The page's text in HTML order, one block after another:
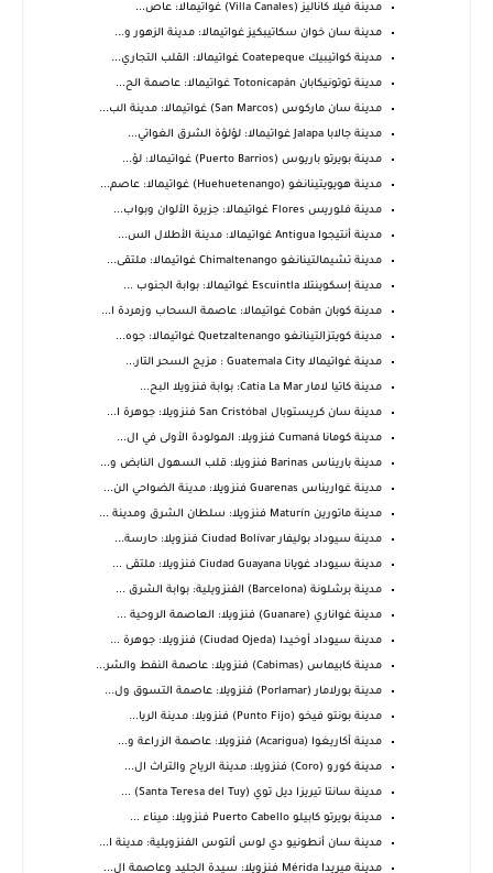
مدينة فيلا كاناليز (Villa Canales) غواتيمالا: عاص...
مدينة سان خوان سكاتيبكيز غواتيمالا: مدينة الزهور و...
مدينة كواتيبيك Coatepeque غواتيمالا: القلب التجاري...
مدينة توتونيكابان Totonicapán غواتيمالا: عاصمة الح...
مدينة سان ماركوس (San Marcos) غواتيمالا: مدينة الب...
مدينة جالابا Jalapa غواتيمالا: لؤلؤة الشرق الغواتي...
مدينة بويرتو باريوس (Puerto Barrios) غواتيمالا: لؤ...
مدينة هويويتينانغو (Huehuetenango) غواتيمالا: عاصم...
مدينة فلوريس Flores غواتيمالا: جزيرة الألوان وبواب...
مدينة أنتيجوا Antigua غواتيمالا: مدينة الأطلال الس...
مدينة تشيمالتينانغو Chimaltenango غواتيمالا: ملتقى...
مدينة إسكوينتلا Escuintla غواتيمالا: بوابة الجنوب ...
مدينة كوبان Cobán غواتيمالا: عاصمة السحاب وزمردة ا...
مدينة كويتزالتينانغو Quetzaltenango غواتيمالا: جوه...
مدينة غواتيمالا Guatemala City : مزيج السحر التار...
مدينة كاتيا لامار Catia La Mar: بوابة فنزويلا البح...
مدينة سان كريستوبال San Cristóbal فنزويلا: جوهرة ا...
مدينة كومانا Cumaná فنزويلا: المولودة الأولى في ال...
مدينة باريناس Barinas فنزويلا: قلب السهول النابض و...
مدينة غواريناس Guarenas فنزويلا: مدينة الضواحي الن...
مدينة ماتورين Maturín فنزويلا: سلطان الشرق ومدينة ...
مدينة سيوداد بوليفار Ciudad Bolívar فنزويلا: حارسة...
مدينة سيوداد غويانا Ciudad Guayana فنزويلا: ملتقى ...
مدينة برشلونة (Barcelona) الفنزويلية: بوابة الشرق ...
مدينة غواناري (Guanare) فنزويلا: العاصمة الروحية ...
مدينة سيوداد أوخيدا (Ciudad Ojeda) فنزويلا: جوهرة ...
مدينة كابيماس (Cabimas) فنزويلا: عاصمة النفط والشر...
مدينة بورلامار (Porlamar) فنزويلا: عاصمة التسوق ول...
مدينة بونتو فيخو (Punto Fijo) فنزويلا: مدينة الريا...
مدينة أكاريغوا (Acarigua) فنزويلا: عاصمة الزراعة و...
مدينة كورو (Coro) فنزويلا: مدينة الرياح والتراث ال...
مدينة سانتا تيريزا ديل توي (Santa Teresa del Tuy) ...
مدينة بويرتو كابيلو Puerto Cabello فنزويلا: ميناء ...
مدينة سان أنطونيو دي لوس ألتوس الفنزويلية: مدينة ا...
مدينة ميريدا Mérida فنزويلا: سيدة الجليد وعاصمة ال...